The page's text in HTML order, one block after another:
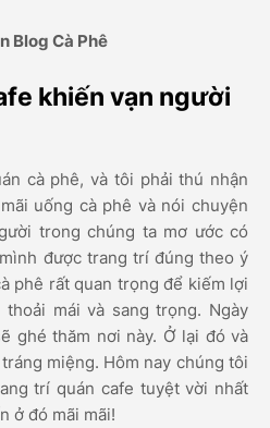
Blog Cà Phê
khiến vạn người
cà phê, và tôi phải thú nhận
uống cà phê và nói chuyện
trong chúng ta mơ ước có
được trang trí đúng theo ý
phê rất quan trọng để kiếm lợi
mái và sang trọng. Ngày
ghé thăm nơi này. Ở lại đó và
miệng. Hôm nay chúng tôi
trí quán cafe tuyệt vời nhất
ở đó mãi mãi!